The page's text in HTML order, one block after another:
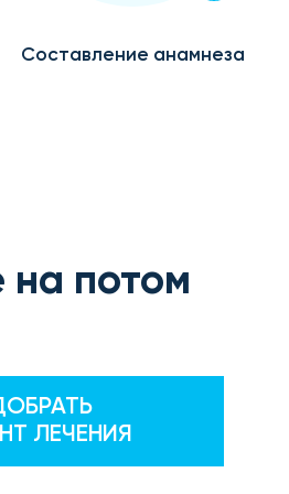
Составление анамнеза
на потом
ЛЕЧЕНИЯ